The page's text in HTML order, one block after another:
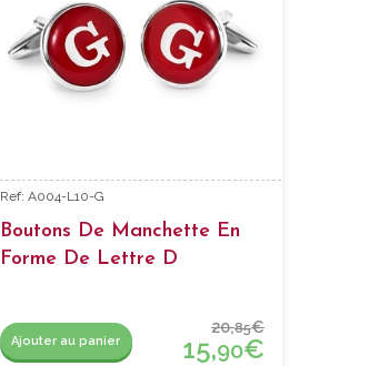
Ref: A004-L10-G
Boutons De Manchette En
Forme De Lettre D
Ajouter au panier
20,85€
15,90€